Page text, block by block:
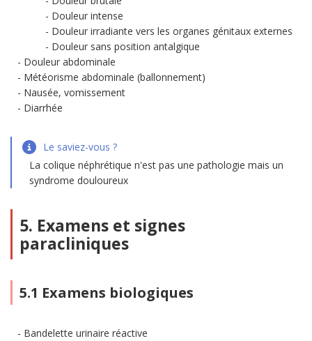
Douleur intense
Douleur irradiante vers les organes génitaux externes
Douleur sans position antalgique
Douleur abdominale
Météorisme abdominale (ballonnement)
Nausée, vomissement
Diarrhée
Le saviez-vous ?
La colique néphrétique n'est pas une pathologie mais un
syndrome douloureux
5. Examens et signes
paracliniques
5.1 Examens biologiques
Bandelette urinaire réactive